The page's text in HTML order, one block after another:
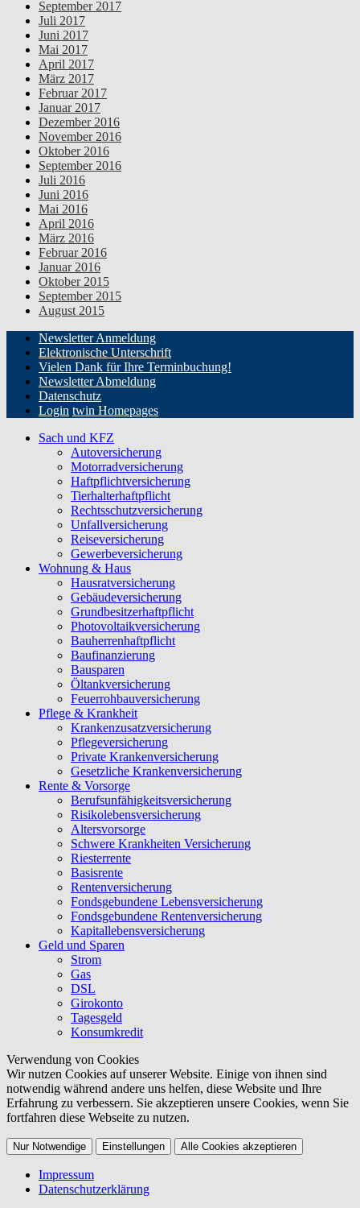
September 2017
Juli 2017
Juni 2017
Mai 2017
April 2017
März 2017
Februar 2017
Januar 2017
Dezember 2016
November 2016
Oktober 2016
September 2016
Juli 2016
Juni 2016
Mai 2016
April 2016
März 2016
Februar 2016
Januar 2016
Oktober 2015
September 2015
August 2015
Newsletter Anmeldung
Elektronische Unterschrift
Vielen Dank für Ihre Terminbuchung!
Newsletter Abmeldung
Datenschutz
Login twin Homepages
Sach und KFZ
Autoversicherung
Motorradversicherung
Haftpflichtversicherung
Tierhalterhaftpflicht
Rechtsschutzversicherung
Unfallversicherung
Reiseversicherung
Gewerbeversicherung
Wohnung & Haus
Hausratversicherung
Gebäudeversicherung
Grundbesitzerhaftpflicht
Photovoltaikversicherung
Bauherrenhaftpflicht
Baufinanzierung
Bausparen
Öltankversicherung
Feuerrohbauversicherung
Pflege & Krankheit
Krankenzusatzversicherung
Pflegeversicherung
Private Krankenversicherung
Gesetzliche Krankenversicherung
Rente & Vorsorge
Berufs­unfähigkeitsversicherung
Risikolebensversicherung
Altersvorsorge
Schwere Krankheiten Versicherung
Riesterrente
Basisrente
Rentenversicherung
Fondsgebundene Lebensversicherung
Fondsgebundene Rentenversicherung
Kapitallebensversicherung
Geld und Sparen
Strom
Gas
DSL
Girokonto
Tagesgeld
Konsumkredit
Verwendung von Cookies
Wir nutzen Cookies auf unserer Website. Einige von ihnen sind
notwendig während andere uns helfen, diese Website und Ihre
Erfahrung zu verbessern. Sie akzeptieren unsere Cookies, wenn Sie
fortfahren diese Webseite zu nutzen.
Nur Notwendige Einstellungen Alle Cookies akzeptieren
Impressum
Datenschutzerklärung